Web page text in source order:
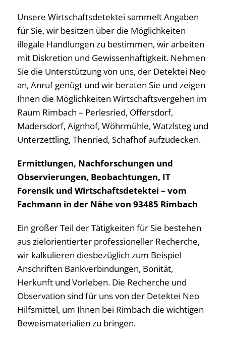
Unsere Wirtschaftsdetektei sammelt Angaben
für Sie, wir besitzen über die Möglichkeiten
illegale Handlungen zu bestimmen, wir arbeiten
mit Diskretion und Gewissenhaftigkeit. Nehmen
Sie die Unterstützung von uns, der Detektei Neo
an, Anruf genügt und wir beraten Sie und zeigen
Ihnen die Möglichkeiten Wirtschaftsvergehen im
Raum Rimbach – Perlesried, Offersdorf,
Madersdorf, Aignhof, Wöhrmühle, Watzlsteg und
Unterzettling, Thenried, Schafhof aufzudecken.
Ermittlungen, Nachforschungen und
Observierungen, Beobachtungen, IT
Forensik und Wirtschaftsdetektei – vom
Fachmann in der Nähe von 93485 Rimbach
Ein großer Teil der Tätigkeiten für Sie bestehen
aus zielorientierter professioneller Recherche,
wir kalkulieren diesbezüglich zum Beispiel
Anschriften Bankverbindungen, Bonität,
Herkunft und Vorleben. Die Recherche und
Observation sind für uns von der Detektei Neo
Hilfsmittel, um Ihnen bei Rimbach die wichtigen
Beweismaterialien zu bringen.